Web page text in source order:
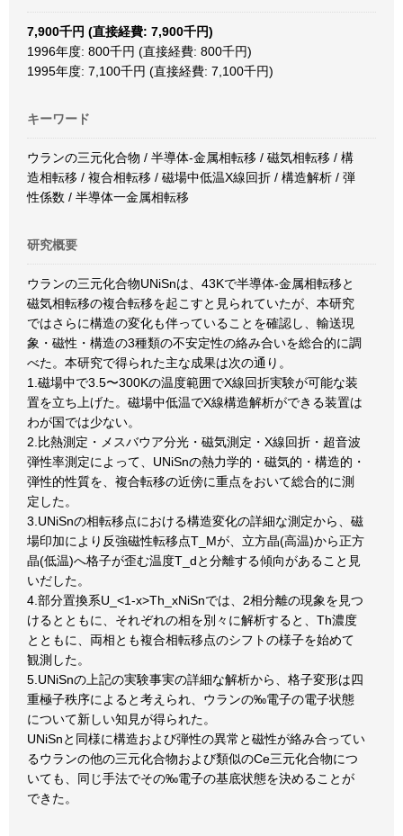
7,900千円 (直接経費: 7,900千円)
1996年度: 800千円 (直接経費: 800千円)
1995年度: 7,100千円 (直接経費: 7,100千円)
キーワード
ウランの三元化合物 / 半導体-金属相転移 / 磁気相転移 / 構
造相転移 / 複合相転移 / 磁場中低温X線回折 / 構造解析 / 弾
性係数 / 半導体一金属相転移
研究概要
ウランの三元化合物UNiSnは、43Kで半導体-金属相転移と
磁気相転移の複合転移を起こすと見られていたが、本研究
ではさらに構造の変化も伴っていることを確認し、輸送現
象・磁性・構造の3種類の不安定性の絡み合いを総合的に調
べた。本研究で得られた主な成果は次の通り。
1.磁場中で3.5〜300Kの温度範囲でX線回折実験が可能な装
置を立ち上げた。磁場中低温でX線構造解析ができる装置は
わが国では少ない。
2.比熱測定・メスバウア分光・磁気測定・X線回折・超音波
弾性率測定によって、UNiSnの熱力学的・磁気的・構造的・
弾性的性質を、複合転移の近傍に重点をおいて総合的に測
定した。
3.UNiSnの相転移点における構造変化の詳細な測定から、磁
場印加により反強磁性転移点T_Mが、立方晶(高温)から正方
晶(低温)へ格子が歪む温度T_dと分離する傾向があること見
いだした。
4.部分置換系U_<1-x>Th_xNiSnでは、2相分離の現象を見つ
けるとともに、それぞれの相を別々に解析すると、Th濃度
とともに、両相とも複合相転移点のシフトの様子を始めて
観測した。
5.UNiSnの上記の実験事実の詳細な解析から、格子変形は四
重極子秩序によると考えられ、ウランの‰電子の電子状態
について新しい知見が得られた。
UNiSnと同様に構造および弾性の異常と磁性が絡み合ってい
るウランの他の三元化合物および類似のCe三元化合物につ
いても、同じ手法でその‰電子の基底状態を決めることが
できた。